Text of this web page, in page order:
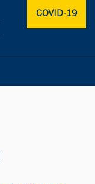
COVID-19